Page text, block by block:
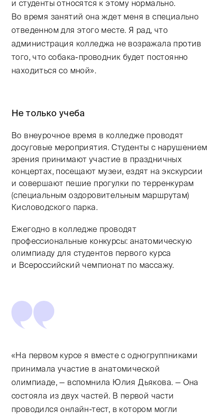
и студенты относятся к этому нормально.
Во время занятий она ждет меня в специально
отведенном для этого месте. Я рад, что
администрация колледжа не возражала против
того, что собака-проводник будет постоянно
находиться со мной».
Не только учеба
Во внеурочное время в колледже проводят
досуговые мероприятия. Студенты с нарушением
зрения принимают участие в праздничных
концертах, посещают музеи, ездят на экскурсии
и совершают пешие прогулки по терренкурам
(специальным оздоровительным маршрутам)
Кисловодского парка.
Ежегодно в колледже проводят
профессиональные конкурсы: анатомическую
олимпиаду для студентов первого курса
и Всероссийский чемпионат по массажу.
«На первом курсе я вместе с одногруппниками
принимала участие в анатомической
олимпиаде, — вспомнила Юлия Дьякова. — Она
состояла из двух частей. В первой части
проводился онлайн-тест, в котором могли